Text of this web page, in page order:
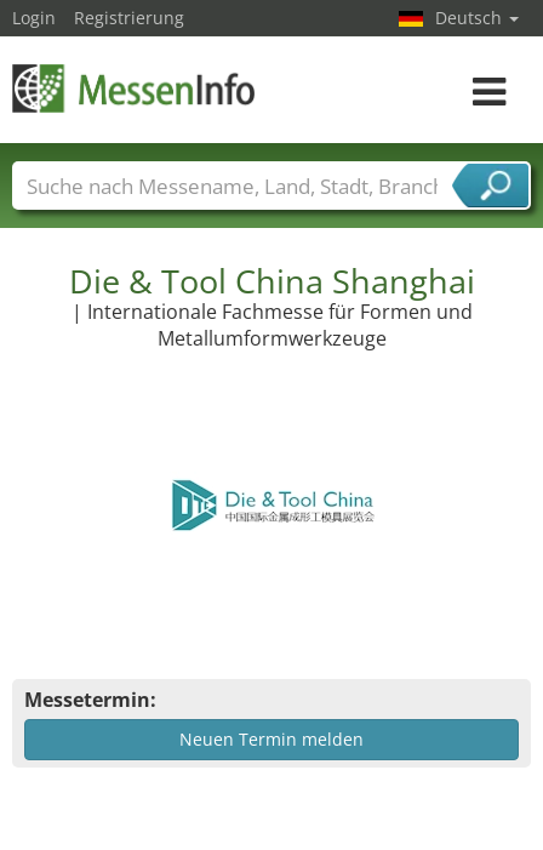
Die & Tool China Shanghai
| Internationale Fachmesse für Formen und
Metallumformwerkzeuge
Messetermin:
Neuen Termin melden
Login Registrierung Deutsch
Toggle
Messenamen Länder Städte
Branchen